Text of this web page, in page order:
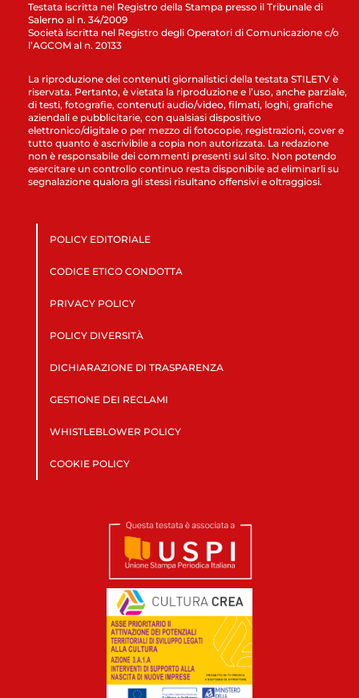
Testata iscritta nel Registro della Stampa presso il Tribunale di
Salerno al n. 34/2009
Società iscritta nel Registro degli Operatori di Comunicazione c/o
l’AGCOM al n. 20133
La riproduzione dei contenuti giornalistici della testata STILETV è
riservata. Pertanto, è vietata la riproduzione e l’uso, anche parziale,
di testi, fotografie, contenuti audio/video, filmati, loghi, grafiche
aziendali e pubblicitarie, con qualsiasi dispositivo
elettronico/digitale o per mezzo di fotocopie, registrazioni, cover e
tutto quanto è ascrivibile a copia non autorizzata. La redazione
non è responsabile dei commenti presenti sul sito. Non potendo
esercitare un controllo continuo resta disponibile ad eliminarli su
segnalazione qualora gli stessi risultano offensivi e oltraggiosi.
POLICY EDITORIALE
CODICE ETICO CONDOTTA
PRIVACY POLICY
POLICY DIVERSITÀ
DICHIARAZIONE DI TRASPARENZA
GESTIONE DEI RECLAMI
WHISTLEBLOWER POLICY
COOKIE POLICY